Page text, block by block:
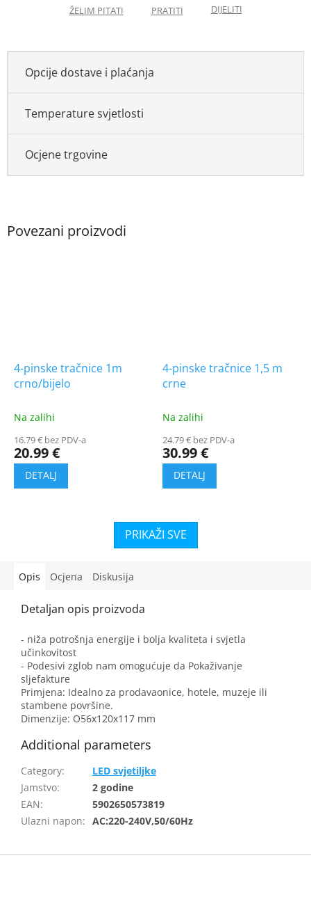
Opcije dostave i plaćanja
Temperature svjetlosti
Ocjene trgovine
4-pinske tračnice 1m
crno/bijelo
Na zalihi
16.79 € bez PDV-a
20.99 €
4-pinske tračnice 1,5 m
crne
Na zalihi
24.79 € bez PDV-a
30.99 €
Opis Ocjena Diskusija
- niža potrošnja energije i bolja kvaliteta i svjetla
učinkovitost
- Podesivi zglob nam omogućuje da Pokaživanje
sljefakture
Primjena: Idealno za prodavaonice, hotele, muzeje ili
stambene površine.
Dimenzije: O56x120x117 mm
Additional parameters
Category:
LED svjetiljke
Jamstvo:
2 godine
EAN:
5902650573819
Ulazni napon: AC:220-240V,50/60Hz
F